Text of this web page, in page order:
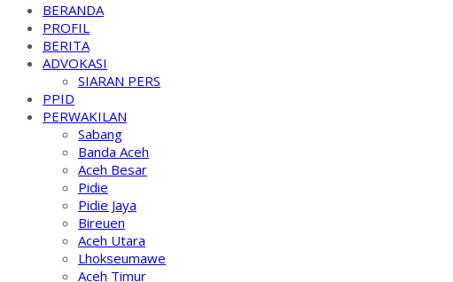
BERANDA
PROFIL
BERITA
ADVOKASI
SIARAN PERS
PPID
PERWAKILAN
Sabang
Banda Aceh
Aceh Besar
Pidie
Pidie Jaya
Bireuen
Aceh Utara
Lhokseumawe
Aceh Timur